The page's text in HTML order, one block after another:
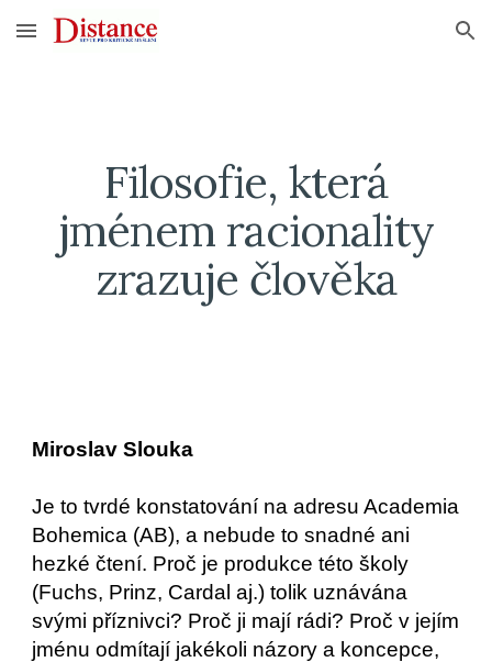
Skip to main content Skip to navigation
Filosofie, která
jménem racionality
zrazuje člověka
Miroslav Slouka
Je to tvrdé konstatování na adresu Academia
Bohemica (AB), a nebude to snadné ani
hezké čtení. Proč je produkce této školy
(Fuchs, Prinz, Cardal aj.) tolik uznávána
svými příznivci? Proč ji mají rádi? Proč v jejím
jménu odmítají jakékoli názory a koncepce,